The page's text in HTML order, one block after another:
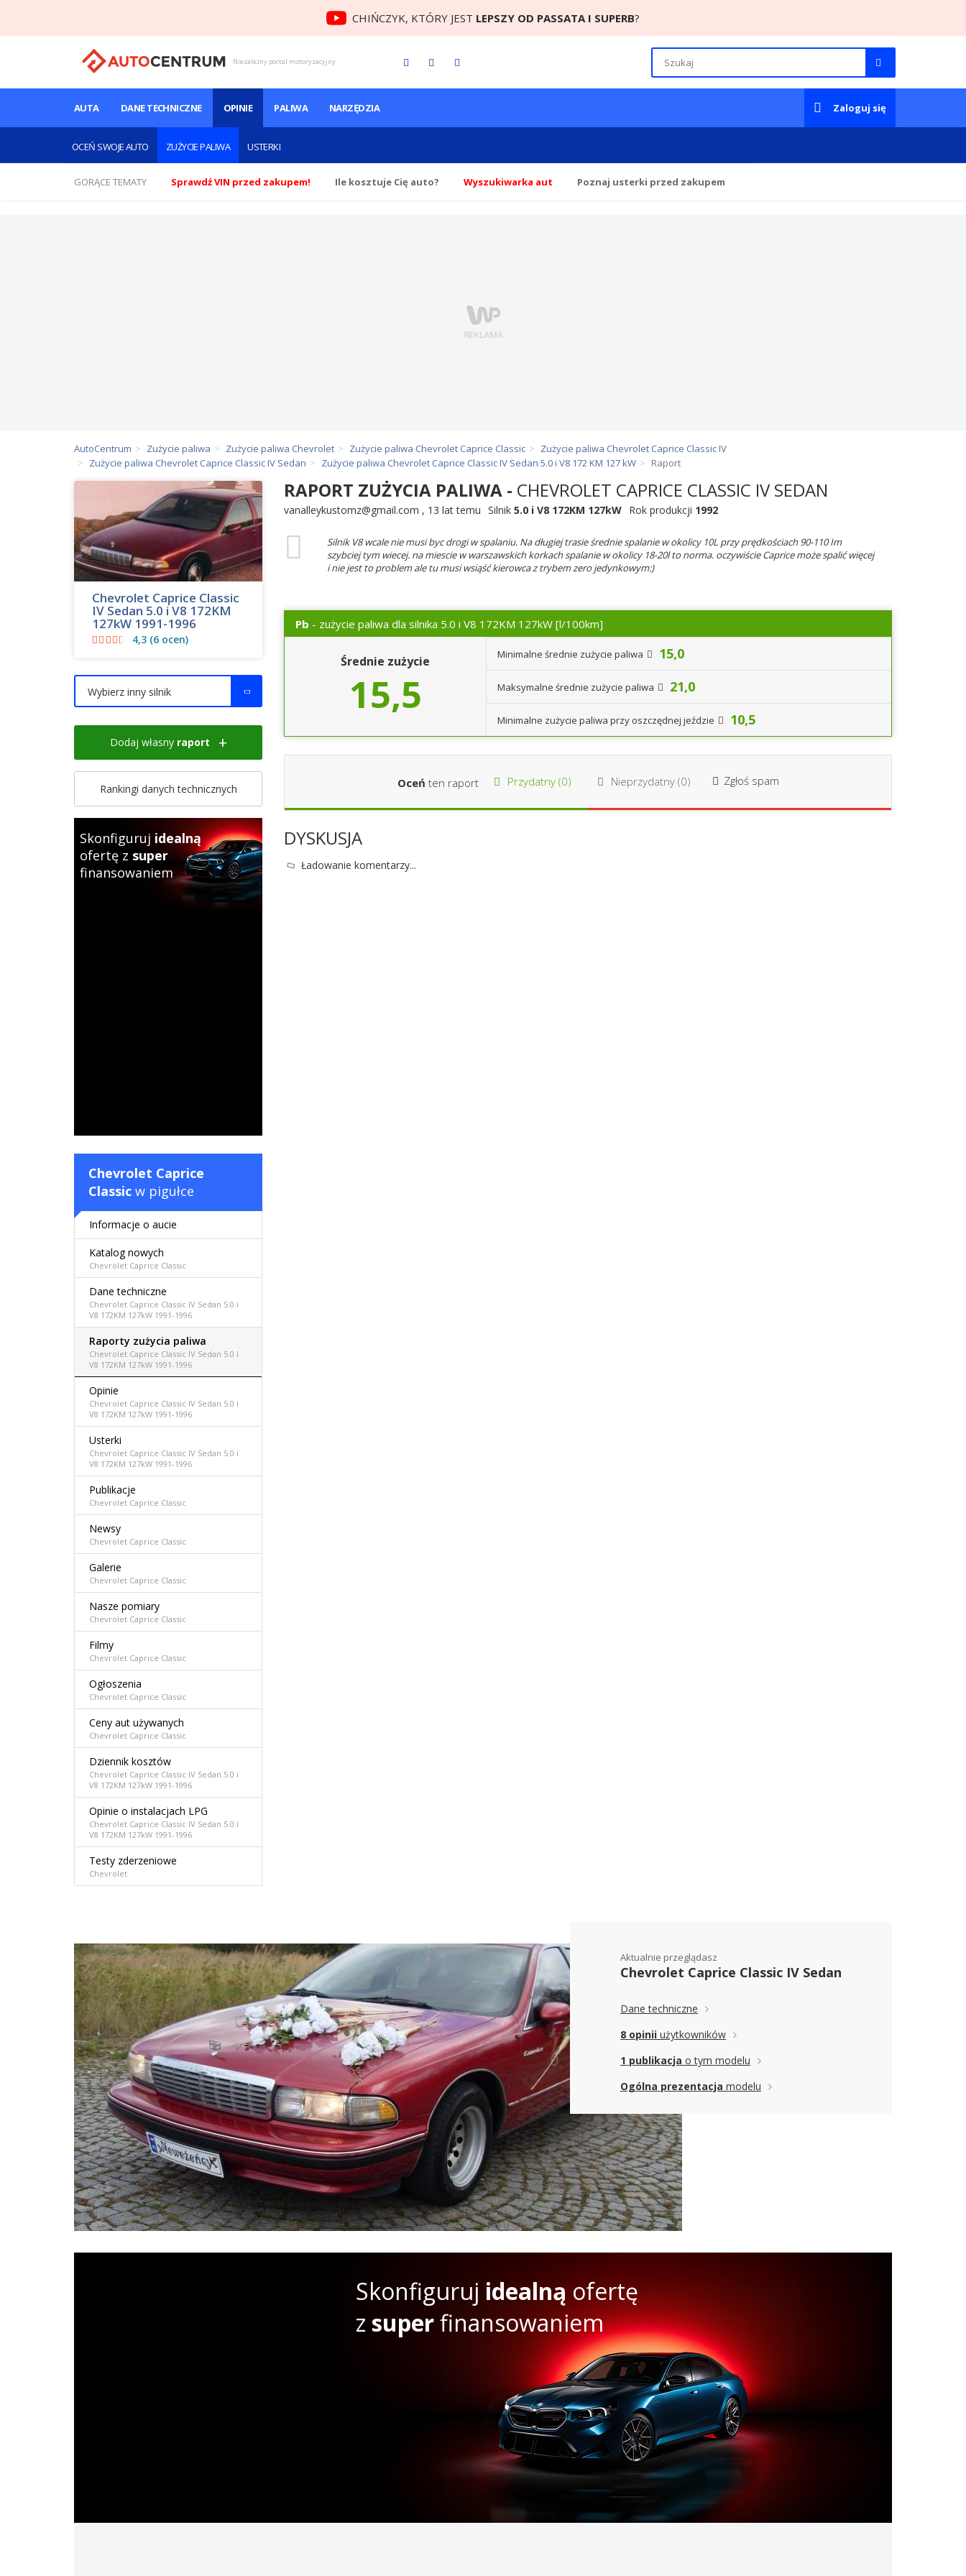
CHIŃCZYK, KTÓRY JEST LEPSZY OD PASSATA I SUPERB?
Niezależny portal motoryzacyjny
AUTA DANE TECHNICZNE OPINIE
OCEŃ SWOJE AUTO ZUŻYCIE PALIWA USTERKI
PALIWA NARZĘDZIA Zaloguj się
GORĄCE TEMATY Sprawdź VIN przed zakupem! Ile kosztuje Cię auto? Wyszukiwarka aut Poznaj usterki przed zakupem
AutoCentrum Zużycie paliwa Zużycie paliwa Chevrolet Zużycie paliwa Chevrolet Caprice Classic
Zużycie paliwa Chevrolet Caprice Classic IV
Zużycie paliwa Chevrolet Caprice Classic IV Sedan
Zużycie paliwa Chevrolet Caprice Classic IV Sedan 5.0 i V8 172 KM 127 kW Raport
RAPORT ZUŻYCIA PALIWA - CHEVROLET CAPRICE CLASSIC IV SEDAN
vanalleykustomz@gmail.com , 13 lat temu Silnik 5.0 i V8 172KM 127kW Rok produkcji 1992
Silnik V8 wcale nie musi byc drogi w spalaniu. Na długiej trasie średnie spalanie w okolicy 10L przy prędkościach 90-110 Im
szybciej tym wiecej. na miescie w warszawskich korkach spalanie w okolicy 18-20l to norma. oczywiście Caprice może spalić więcej
i nie jest to problem ale tu musi wsiąść kierowca z trybem zero jedynkowym:)
Pb - zużycie paliwa dla silnika 5.0 i V8 172KM 127kW [l/100km]
Średnie zużycie
15,5
Minimalne średnie zużycie paliwa 15,0
Maksymalne średnie zużycie paliwa 21,0
Minimalne zużycie paliwa przy oszczędnej jeździe 10,5
Oceń ten raport Przydatny (0) Nieprzydatny (0) Zgłoś spam
DYSKUSJA
Ładowanie komentarzy...
Chevrolet Caprice Classic
IV Sedan 5.0 i V8 172KM
127kW 1991-1996
4,3 (6 ocen)
Wybierz inny silnik
Dodaj własny raport
Rankingi danych technicznych
Skonfiguruj idealną
ofertę z super
finansowaniem
Chevrolet Caprice
Classic w pigułce
Informacje o aucie
Katalog nowych
Chevrolet Caprice Classic
Dane techniczne
Chevrolet Caprice Classic IV Sedan 5.0 i
V8 172KM 127kW 1991-1996
Raporty zużycia paliwa
Chevrolet Caprice Classic IV Sedan 5.0 i
V8 172KM 127kW 1991-1996
Opinie
Chevrolet Caprice Classic IV Sedan 5.0 i
V8 172KM 127kW 1991-1996
Usterki
Chevrolet Caprice Classic IV Sedan 5.0 i
V8 172KM 127kW 1991-1996
Publikacje
Chevrolet Caprice Classic
Newsy
Chevrolet Caprice Classic
Galerie
Chevrolet Caprice Classic
Nasze pomiary
Chevrolet Caprice Classic
Filmy
Chevrolet Caprice Classic
Ogłoszenia
Chevrolet Caprice Classic
Ceny aut używanych
Chevrolet Caprice Classic
Dziennik kosztów
Chevrolet Caprice Classic IV Sedan 5.0 i
V8 172KM 127kW 1991-1996
Opinie o instalacjach LPG
Chevrolet Caprice Classic IV Sedan 5.0 i
V8 172KM 127kW 1991-1996
Testy zderzeniowe
Chevrolet
Aktualnie przeglądasz
Chevrolet Caprice Classic IV Sedan
Dane techniczne
8 opinii użytkowników
1 publikacja o tym modelu
Ogólna prezentacja modelu
Skonfiguruj idealną ofertę
z superfinansowaniem